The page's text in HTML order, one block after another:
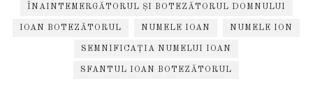
ÎNAINTEMERGĂTORUL ȘI BOTEZĂTORUL DOMNULUI
IOAN BOTEZĂTORUL NUMELE IOAN NUMELE ION
SEMNIFICAȚIA NUMELUI IOAN
SFANTUL IOAN BOTEZĂTORUL